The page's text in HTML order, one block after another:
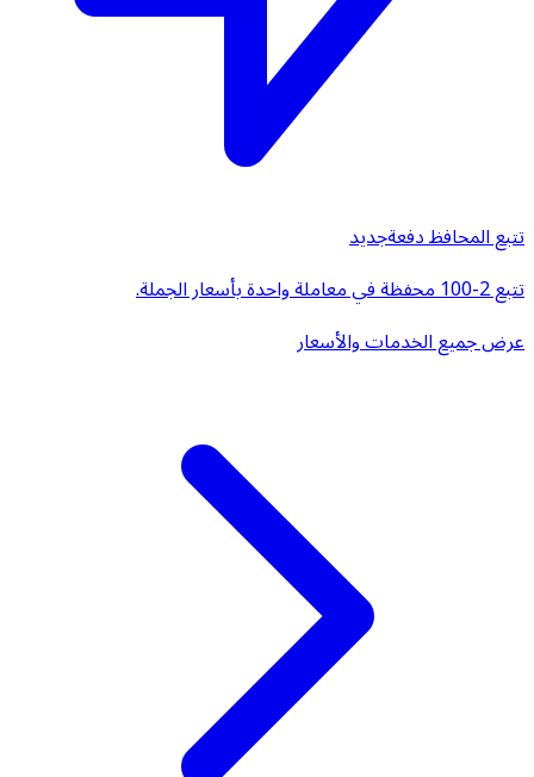
تتبع المحافظ دفعةجديد
تتبع 2-100 محفظة في معاملة واحدة بأسعار الجملة.
عرض جميع الخدمات والأسعار